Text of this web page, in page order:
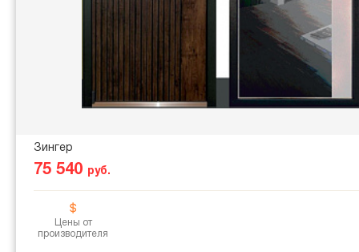
Зингер
75 540 руб.
Цены от
производителя